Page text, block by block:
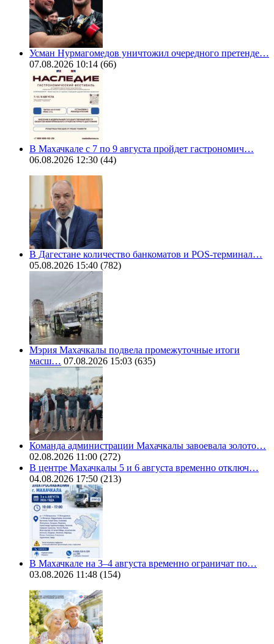
Усман Нурмагомедов уничтожил очередного претенде…
07.08.2026 10:14 (66)
В Махачкале с 7 по 9 августа пройдет гастрономич…
06.08.2026 12:30 (44)
В Дагестане количество банкоматов и POS-терминал…
05.08.2026 15:40 (782)
Мэрия Махачкалы подвела промежуточные итоги
масш… 07.08.2026 15:03 (635)
Команда администрации Махачкалы завоевала золото…
02.08.2026 11:00 (272)
В центре Махачкалы 5 и 6 августа временно отключ…
04.08.2026 17:50 (213)
В Махачкале на 3–4 августа временно ограничат по…
03.08.2026 11:48 (154)